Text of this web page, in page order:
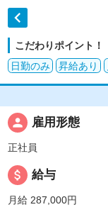

こだわりポイント！
日勤のみ
昇給あり
person 雇用形態
正社員
attach_money 給与
月給 287,000円